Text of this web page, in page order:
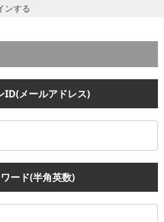
ンする
ID(メールアドレス)
ード(半角英数)